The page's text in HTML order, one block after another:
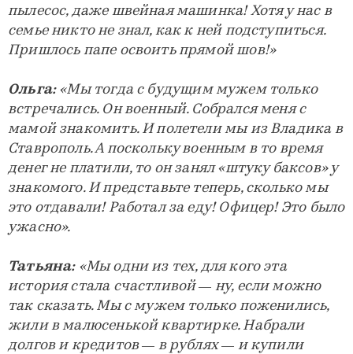
пылесос, даже швейная машинка! Хотя у нас в
семье никто не знал, как к ней подступиться.
Пришлось папе освоить прямой шов!»
Ольга: «Мы тогда с будущим мужем только
встречались. Он военный. Собрался меня с
мамой знакомить. И полетели мы из Владика в
Ставрополь. А поскольку военным в то время
денег не платили, то он занял «штуку баксов» у
знакомого. И представьте теперь, сколько мы
это отдавали! Работал за еду! Офицер! Это было
ужасно».
Татьяна: «Мы одни из тех, для кого эта
история стала счастливой — ну, если можно
так сказать. Мы с мужем только поженились,
жили в малюсенькой квартирке. Набрали
долгов и кредитов — в рублях — и купили